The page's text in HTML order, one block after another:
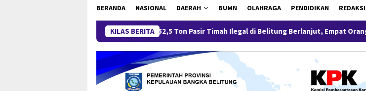
BERANDA NASIONAL DAERAH BUMN OLAHRAGA PENDIDIKAN REDAKSI
KILAS BERITA
Pengungkapan 52,5 Ton Pasir Timah Ilegal di Belitung Berlanjut, Empat Orang Resmi Tersangka